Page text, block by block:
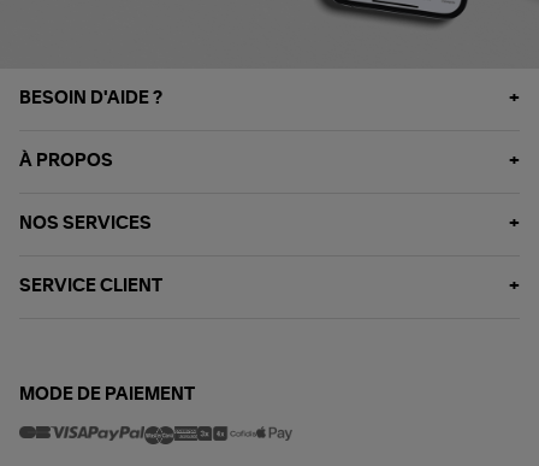
BESOIN D'AIDE ?
À PROPOS
NOS SERVICES
SERVICE CLIENT
MODE DE PAIEMENT